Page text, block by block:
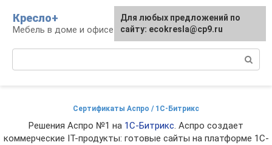
контенту
Кресло+
Мебель в доме и офисе
Сертификаты Аспро / 1С-Битрикс
Решения Аспро №1 на 1С-Битрикс. Аспро создает
коммерческие IT-продукты: готовые сайты на платформе 1С-
Для любых предложений по
сайту: ecokresla@cp9.ru